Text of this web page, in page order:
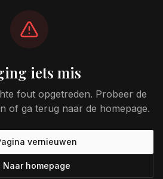
iets mis
fout opgetreden. Probeer de
of ga terug naar de homepage.
vernieuwen
Naar homepage